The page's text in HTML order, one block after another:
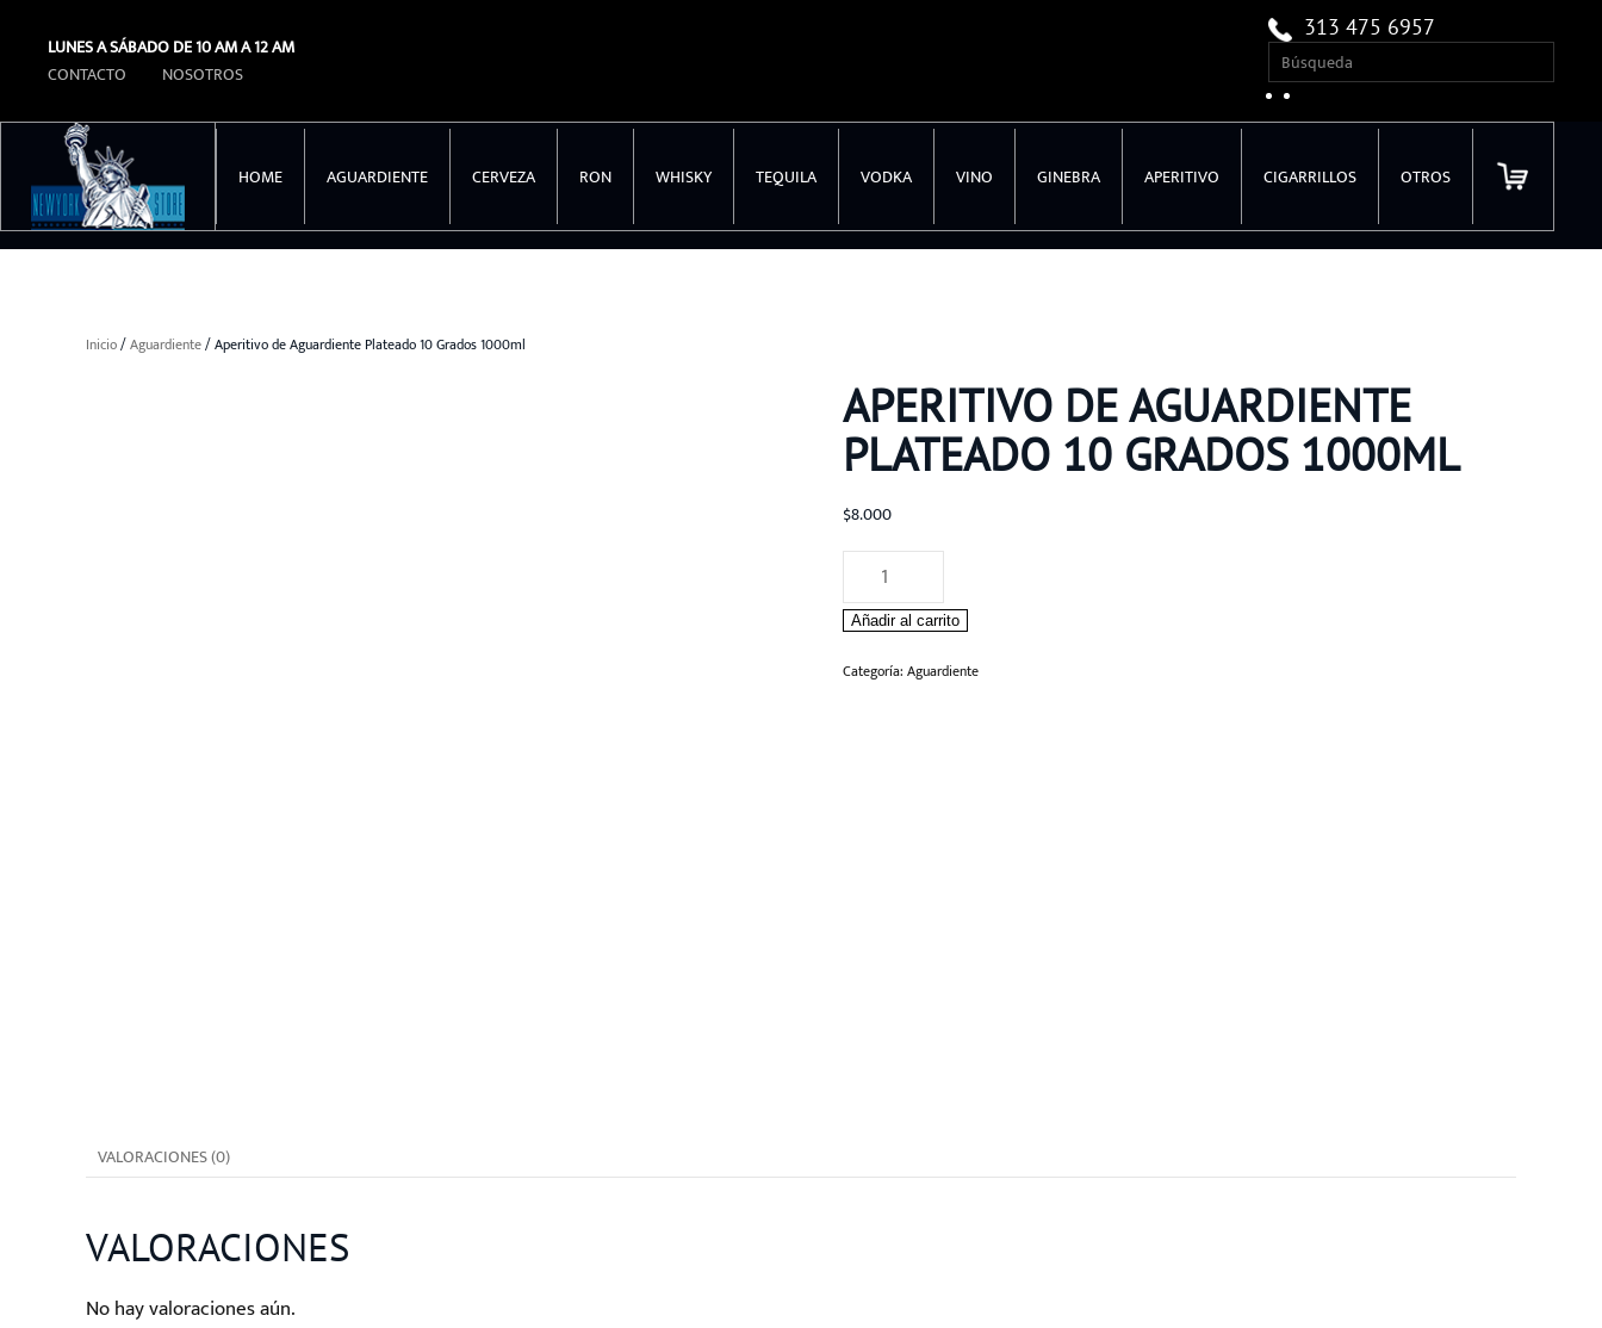
Ir al contenido principal
LUNES A SÁBADO DE 10 AM A 12 AM
CONTACTO
NOSOTROS
313 475 6957
HOME AGUARDIENTE CERVEZA RON WHISKY TEQUILA VODKA VINO GINEBRA APERITIVO CIGARRILLOS OTROS
Inicio/Aguardiente/ Aperitivo de Aguardiente Plateado 10 Grados 1000ml
APERITIVO DE AGUARDIENTE
PLATEADO 10 GRADOS 1000ML
$8.000
Aperitivo
de
Aguardiente
Plateado
Añadir al carrito
Categoría: Aguardiente
VALORACIONES (0)
VALORACIONES
No hay valoraciones aún.